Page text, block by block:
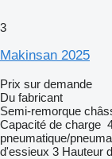
3
Makinsan 2025
Prix sur demande
Du fabricant
Semi-remorque
Capacité de charge
pneumatique/
d'essieux 3 Hauteur